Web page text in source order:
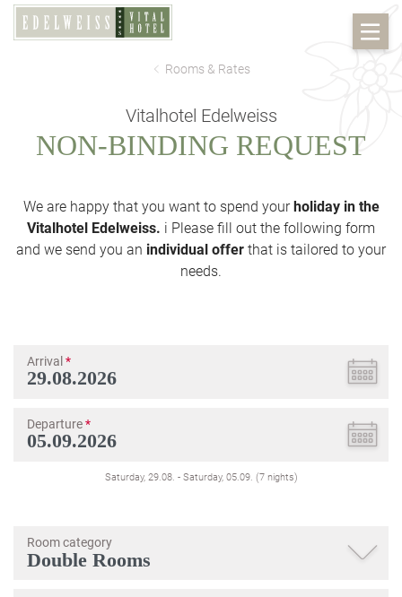
Rooms & Rates
Vitalhotel Edelweiss
NON-BINDING REQUEST
We are happy that you want to spend yourholiday in the
Vitalhotel Edelweiss. i Please fill out the following form
and we send you an individual offer that is tailored to your
needs.
Arrival *
Departure*
Saturday, 29.08. - Saturday, 05.09. (7 nights)
Room category